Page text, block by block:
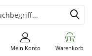
Warenkorb
Mein Konto